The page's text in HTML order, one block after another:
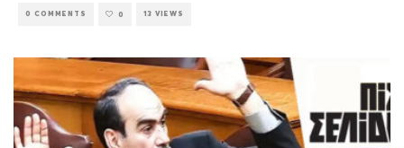
0 COMMENTS 0 13 VIEWS